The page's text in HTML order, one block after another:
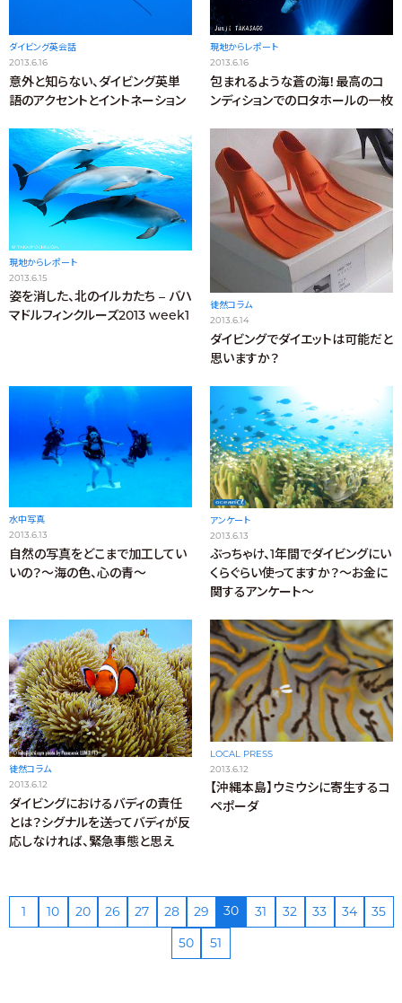
ダイビング英会話
2013.6.16
意外と知らない、ダイビング英単
語のアクセントとイントネーション
現地からレポート
2013.6.16
包まれるような蒼の海！最高のコ
ンディションでのロタホールの一枚
現地からレポート
2013.6.15
姿を消した、北のイルカたち – バハ
マドルフィンクルーズ2013 week1
徒然コラム
2013.6.14
ダイビングでダイエットは可能だと
思いますか？
水中写真
2013.6.13
自然の写真をどこまで加工してい
いの？～海の色、心の青～
アンケート
2013.6.13
ぶっちゃけ、1年間でダイビングにい
くらぐらい使ってますか？～お金に
関するアンケート～
徒然コラム
2013.6.12
ダイビングにおけるバディの責任
とは？シグナルを送ってバディが反
応しなければ、緊急事態と思え
LOCAL PRESS
2013.6.12
【沖縄本島】ウミウシに寄生するコ
ペポーダ
1 10 20 26 27 28 29 30 31 32 33 34
35
50
51